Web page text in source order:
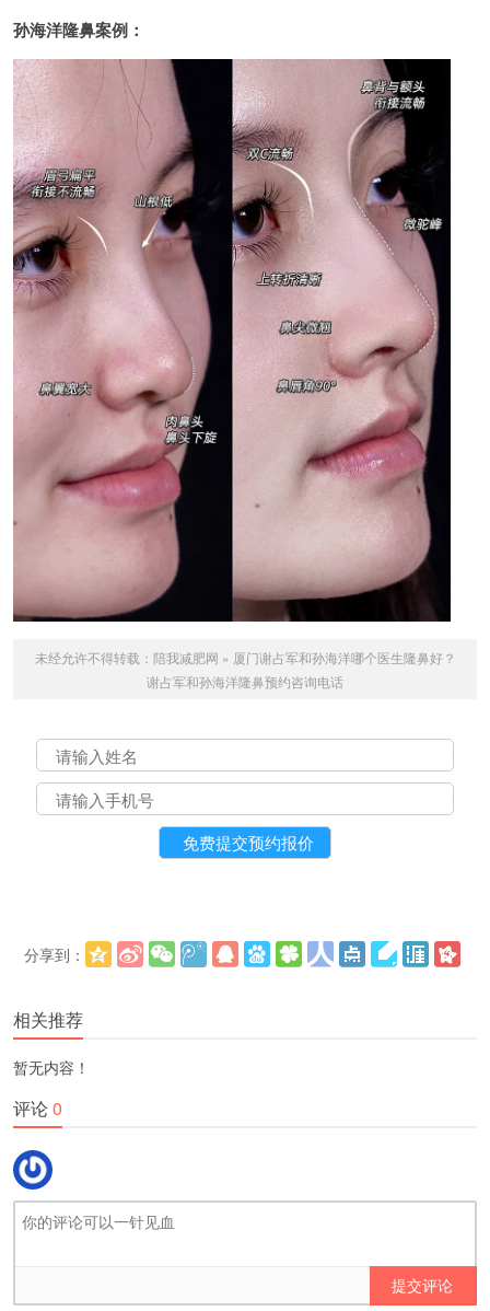
孙海洋隆鼻案例：
未经允许不得转载： 陪我减肥网 » 厦门谢占军和孙海洋哪个医生隆鼻好？
谢占军和孙海洋隆鼻预约咨询电话
分享到：
相关推荐
暂无内容！
评论0
提交评论